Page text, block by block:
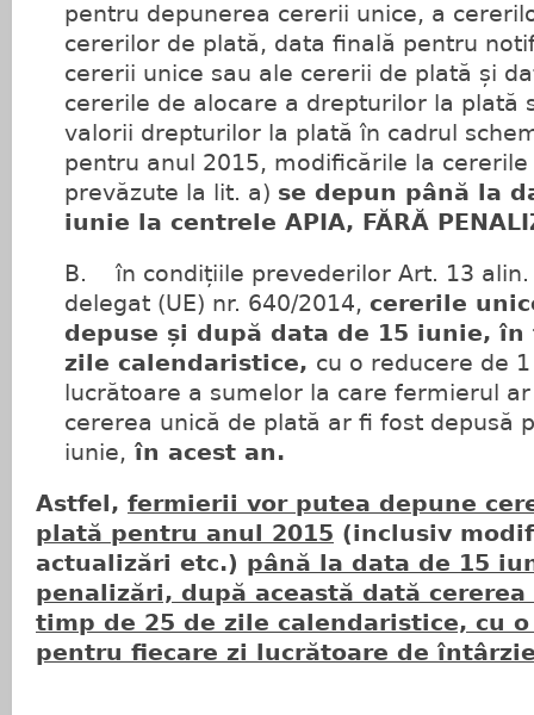
pentru depunerea cererii unice, a
cererilor de plată, data finală pentru
cererii unice sau ale cererii de plată și
cererile de alocare a drepturilor la plată
valorii drepturilor la plată în cadrul
pentru anul 2015, modificările la
prevăzute la lit. a) se depun până la
iunie la centrele APIA, FĂRĂ
B. în condițiile prevederilor Art. 13 alin.
delegat (UE) nr. 640/2014, cererile
depuse și după data de 15 iunie, în
zile calendaristice, cu o reducere de
lucrătoare a sumelor la care fermierul
cererea unică de plată ar fi fost depusă
iunie, în acest an.
Astfel, fermierii vor putea depune
plată pentru anul 2015 (inclusiv
actualizări etc.) până la data de 15
penalizări, după această dată
timp de 25 de zile calendaristice, cu o
pentru fiecare zi lucrătoare de